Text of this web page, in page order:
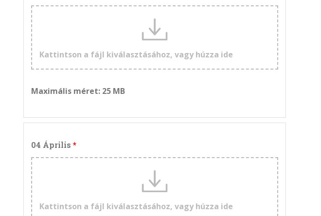
Kattintson a fájl kiválasztásához, vagy húzza ide
Maximális méret: 25 MB
04 Április
Kattintson a fájl kiválasztásához, vagy húzza ide